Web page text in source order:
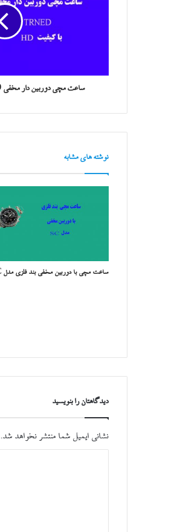
ساعت مچی دوربین دار مخفی TRNED با کیفیت HD
نوشته های مشابه
ساعت مچی با دوربین مخفی بند فلزی مدل SC
دیدگاهتان را بنویسید
نشانی ایمیل شما منتشر نخواهد شد.